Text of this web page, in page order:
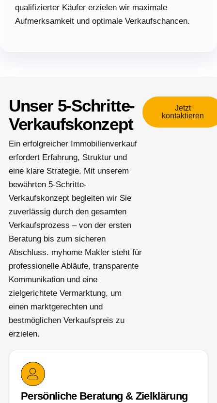
qualifizierter Käufer erzielen wir maximale
Aufmerksamkeit und optimale Verkaufschancen.
Unser 5-Schritte-
Verkaufskonzept
Ein erfolgreicher Immobilienverkauf
erfordert Erfahrung, Struktur und
eine klare Strategie. Mit unserem
bewährten 5-Schritte-
Verkaufskonzept begleiten wir Sie
zuverlässig durch den gesamten
Verkaufsprozess – von der ersten
Beratung bis zum sicheren
Abschluss. myhome Makler steht für
professionelle Abläufe, transparente
Kommunikation und eine
zielgerichtete Vermarktung, um
einen marktgerechten und
bestmöglichen Verkaufspreis zu
erzielen.
Jetzt
kontaktieren
Persönliche Beratung & Zielklärung